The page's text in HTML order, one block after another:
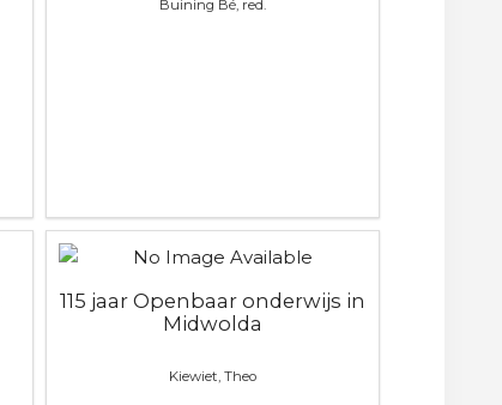
Buining Bé, red.
115 jaar Openbaar onderwijs in
Midwolda
Kiewiet, Theo